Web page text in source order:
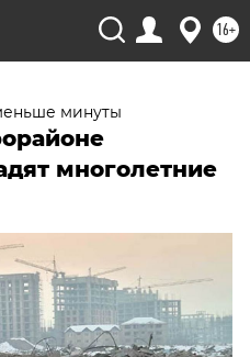
16+
минуты
многолетние